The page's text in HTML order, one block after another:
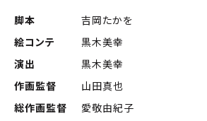
脚本
吉岡たかを
絵コンテ
黒木美幸
演出
黒木美幸
作画監督
山田真也
総作画監督
愛敬由紀子